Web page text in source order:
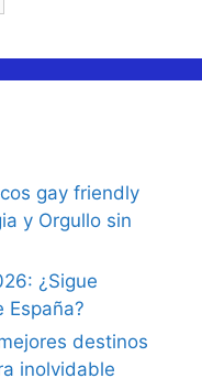
gay friendly
y Orgullo sin
¿Sigue
España?
destinos
inolvidable